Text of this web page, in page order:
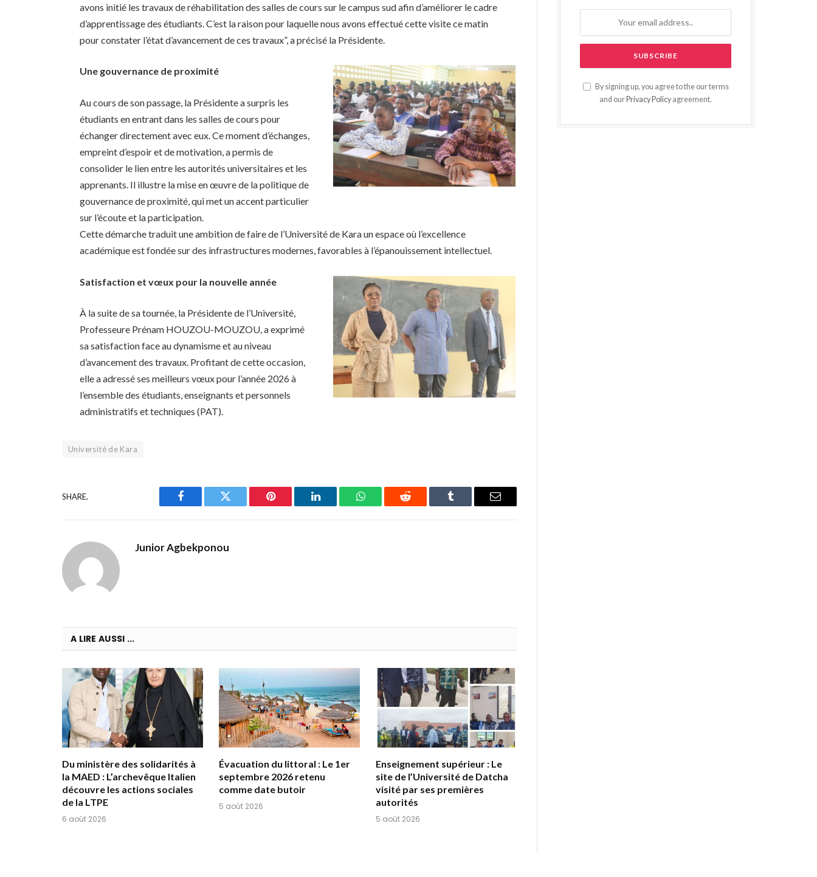
avons initié les travaux de réhabilitation des salles de cours sur le campus sud afin d’améliorer le cadre
d’apprentissage des étudiants. C’est la raison pour laquelle nous avons effectué cette visite ce matin
pour constater l’état d’avancement de ces travaux”, a précisé la Présidente.
Une gouvernance de proximité
Au cours de son passage, la Présidente a surpris les
étudiants en entrant dans les salles de cours pour
échanger directement avec eux. Ce moment d’échanges,
empreint d’espoir et de motivation, a permis de
consolider le lien entre les autorités universitaires et les
apprenants. Il illustre la mise en œuvre de la politique de
gouvernance de proximité, qui met un accent particulier
sur l’écoute et la participation.
Cette démarche traduit une ambition de faire de l’Université de Kara un espace où l’excellence
académique est fondée sur des infrastructures modernes, favorables à l’épanouissement intellectuel.
Satisfaction et vœux pour la nouvelle année
À la suite de sa tournée, la Présidente de l’Université,
Professeure Prénam HOUZOU-MOUZOU, a exprimé
sa satisfaction face au dynamisme et au niveau
d’avancement des travaux. Profitant de cette occasion,
elle a adressé ses meilleurs vœux pour l’année 2026 à
l’ensemble des étudiants, enseignants et personnels
administratifs et techniques (PAT).
Université de Kara
SHARE.
Facebook Twitter Pinterest LinkedIn WhatsAppReddit Tumblr Email
Junior Agbekponou
A LIRE AUSSI ...
Du ministère des solidarités à
la MAED : L’archevêque Italien
découvre les actions sociales
de la LTPE
6 août 2026
Évacuation du littoral : Le 1er
septembre 2026 retenu
comme date butoir
5 août 2026
Enseignement supérieur : Le
site de l’Université de Datcha
visité par ses premières
autorités
5 août 2026
By signing up, you agree to the our terms
and our Privacy Policy agreement.